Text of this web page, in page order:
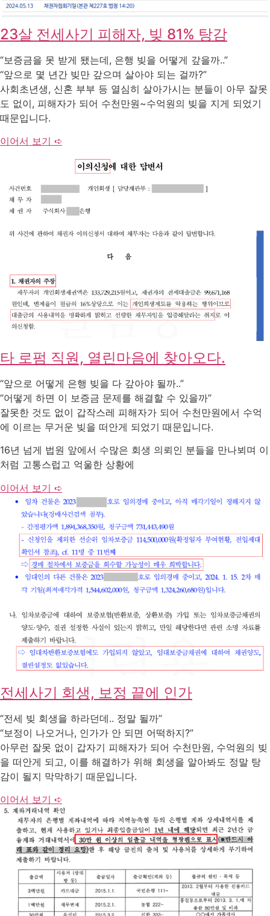
23살 전세사기 피해자, 빚 81% 탕감
“보증금을 못 받게 됐는데, 은행 빚을 어떻게 갚을까..”
“앞으로 몇 년간 빚만 갚으며 살아야 되는 걸까?”
사회초년생, 신혼 부부 등 열심히 살아가시는 분들이 아무 잘못
도 없이, 피해자가 되어 수천만원~수억원의 빚을 지게 되었기
때문입니다.
이어서 보기 ➪
타 로펌 직원, 열린마음에 찾아오다.
“앞으로 어떻게 은행 빚을 다 갚아야 될까..”
“어떻게 하면 이 보증금 문제를 해결할 수 있을까”
잘못한 것도 없이 갑작스레 피해자가 되어 수천만원에서 수억
에 이르는 무거운 빚을 떠안게 되었기 때문입니다.
16년 넘게 법원 앞에서 수많은 회생 의뢰인 분들을 만나뵈며 이
처럼 고통스럽고 억울한 상황에
이어서 보기 ➪
전세사기 회생, 보정 끝에 인가
“전세 빚 회생을 하라던데.. 정말 될까”
“보정이 나오거나, 인가가 안 되면 어떡하지?”
아무런 잘못 없이 갑자기 피해자가 되어 수천만원, 수억원의 빚
을 떠안게 되고, 이를 해결하가 위해 회생을 알아봐도 정말 탕
감이 될지 막막하기 때문입니다.
이어서 보기 ➪